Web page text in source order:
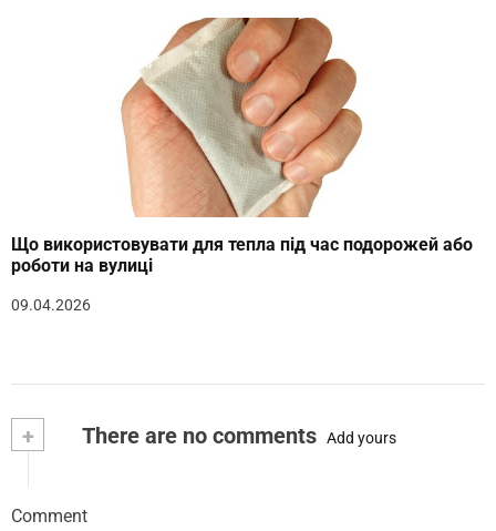
Що використовувати для тепла під час подорожей або
роботи на вулиці
09.04.2026
+ There are no comments Add yours
Comment